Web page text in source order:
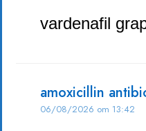
vardenafil
amoxicillin
06/08/2026 om 13:42